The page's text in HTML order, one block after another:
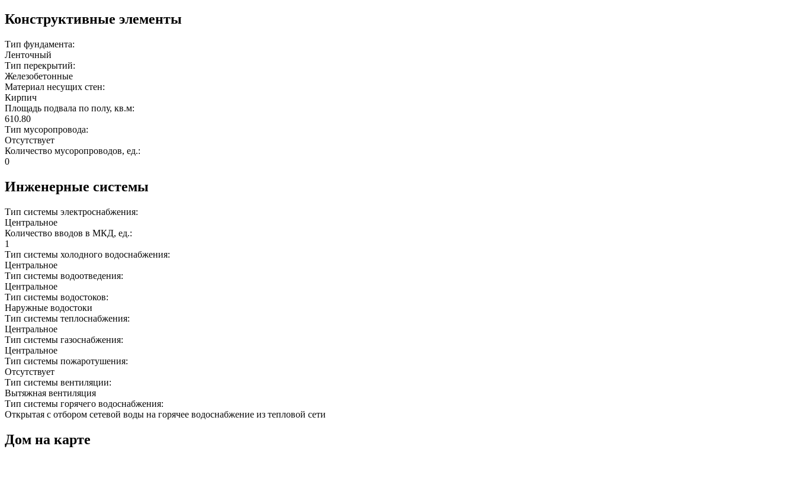
Конструктивные элементы
Тип фундамента:
Ленточный
Тип перекрытий:
Железобетонные
Материал несущих стен:
Кирпич
Площадь подвала по полу, кв.м:
610.80
Тип мусоропровода:
Отсутствует
Количество мусоропроводов, ед.:
0
Инженерные системы
Тип системы электроснабжения:
Центральное
Количество вводов в МКД, ед.:
1
Тип системы холодного водоснабжения:
Центральное
Тип системы водоотведения:
Центральное
Тип системы водостоков:
Наружные водостоки
Тип системы теплоснабжения:
Центральное
Тип системы газоснабжения:
Центральное
Тип системы пожаротушения:
Отсутствует
Тип системы вентиляции:
Вытяжная вентиляция
Тип системы горячего водоснабжения:
Открытая с отбором сетевой воды на горячее водоснабжение из тепловой сети
Дом на карте